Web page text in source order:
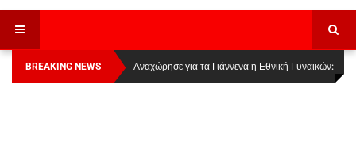
BREAKING NEWS
Οι Πάνθηρες Καβάλας στην Women Basketball
League 1
Αναχώρησε για τα Γιάννενα η Εθνική Γυναικών: